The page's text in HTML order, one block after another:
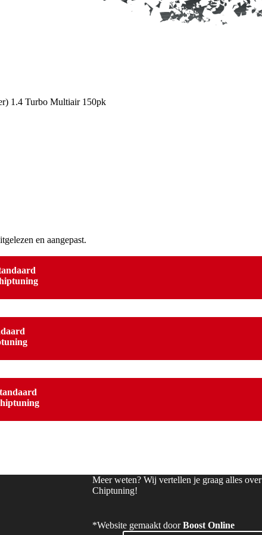
1.4 Turbo Multiair 150pk
en aangepast.
Meer weten? Wij vertellen je graag alles over
Chiptuning!
*Website gemaakt doorBoost Online